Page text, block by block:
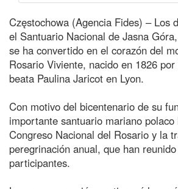
Częstochowa (Agencia Fides) – Los
el Santuario Nacional de Jasna
se ha convertido en el corazón del
Rosario Viviente, nacido en 1826
beata Paulina Jaricot en Lyon.
Con motivo del bicentenario de su
importante santuario mariano
Congreso Nacional del Rosario y la
peregrinación anual, que han
participantes.